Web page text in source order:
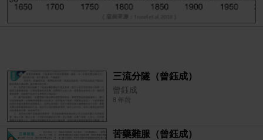
三流分隧（曾鈺成）
曾鈺成
8 年前
苦藥難服（曾鈺成）